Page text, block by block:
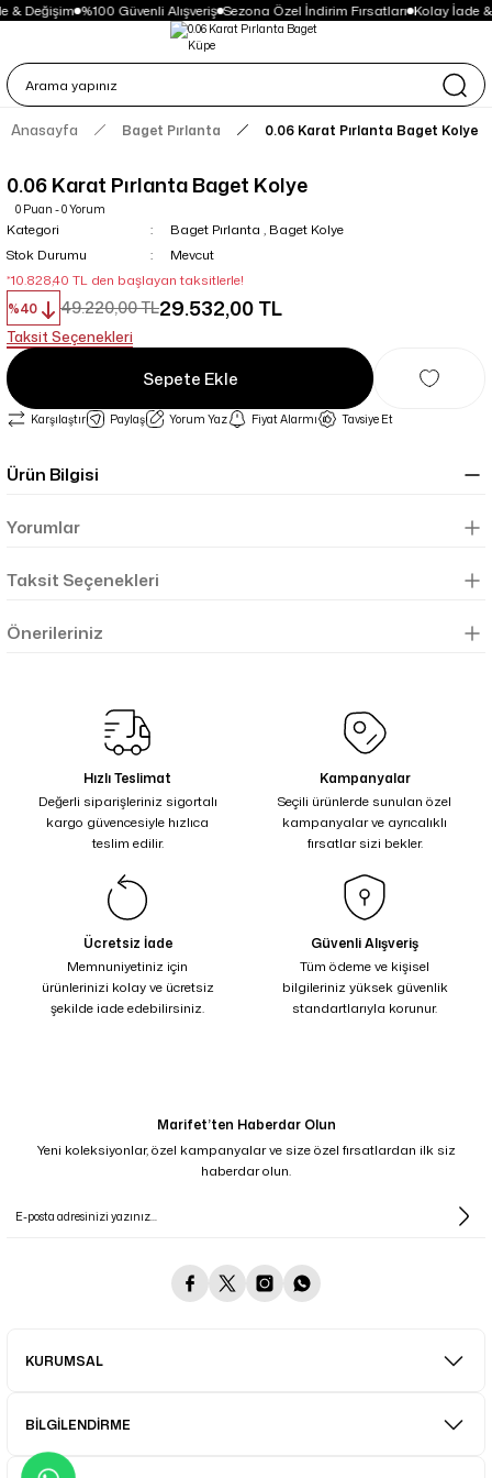
& Değişim %100 Güvenli Alışveriş Sezona Özel İndirim Fırsatları Kolay İade
Anasayfa Baget Pırlanta 0.06 Karat Pırlanta Baget Kolye
0.06 Karat Pırlanta Baget Kolye
0 Puan - 0 Yorum
Kategori Baget Pırlanta , Baget Kolye
Stok Durumu
Mevcut
*10.828,40 TL den başlayan taksitlerle!
%40
49.220,00 TL29.532,00 TL
Taksit Seçenekleri
Sepete Ekle
Karşılaştır Paylaş Yorum Yaz Fiyat Alarmı Tavsiye Et
Ürün Bilgisi
Yorumlar
Taksit Seçenekleri
Önerileriniz
Hızlı Teslimat
Değerli siparişleriniz sigortalı
kargo güvencesiyle hızlıca
teslim edilir.
Kampanyalar
Seçili ürünlerde sunulan özel
kampanyalar ve ayrıcalıklı
fırsatlar sizi bekler.
Ücretsiz İade
Memnuniyetiniz için
ürünlerinizi kolay ve ücretsiz
şekilde iade edebilirsiniz.
Güvenli Alışveriş
Tüm ödeme ve kişisel
bilgileriniz yüksek güvenlik
standartlarıyla korunur.
Marifet’ten Haberdar Olun
Yeni koleksiyonlar, özel kampanyalar ve size özel fırsatlardan ilk siz
haberdar olun.
KURUMSAL
BİLGİLENDİRME